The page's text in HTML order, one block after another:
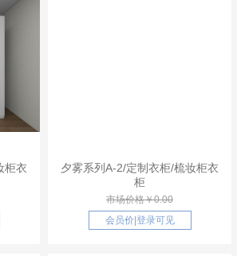
柜衣
夕雾系列A-2/定制衣柜/梳妆柜衣
柜
市场价格￥0.00
会员价 登录可见